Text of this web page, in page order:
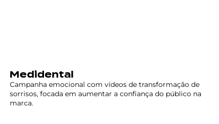
Medidental
Campanha emocional com vídeos de transformação de
sorrisos, focada em aumentar a confiança do público na
marca.